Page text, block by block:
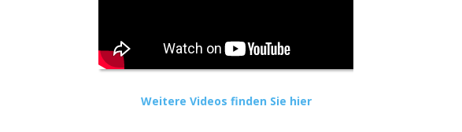
Weitere Videos finden Sie hier